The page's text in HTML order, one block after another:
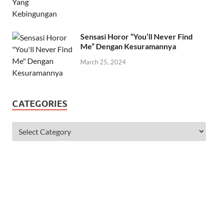
Sensasi Horor “You’ll Never Find
Me” Dengan Kesuramannya
March 25, 2024
CATEGORIES